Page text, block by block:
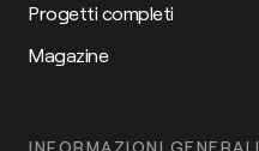
Progetti completi
Magazine